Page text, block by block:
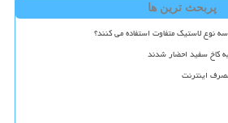
پربحث ترین ها
نوع لاستیک متفاوت استفاده می کنند؟
کاخ سفید احضار شدند
اینترنت